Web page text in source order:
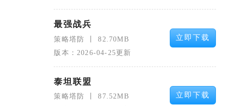
最强战兵
策略塔防
82.70MB
版本：2026-04-25更新
立即下载
泰坦联盟
策略塔防
87.52MB
立即下载